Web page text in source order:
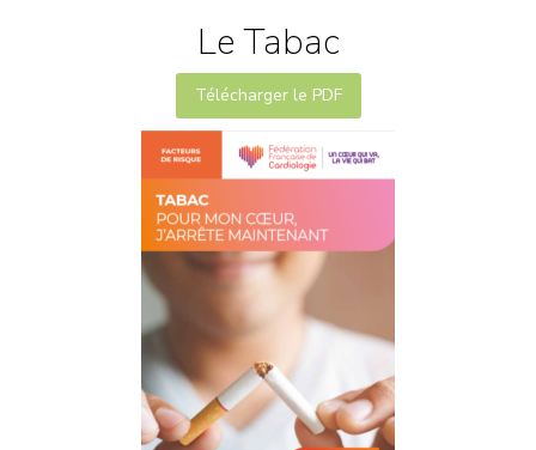
Le Tabac
Télécharger le PDF